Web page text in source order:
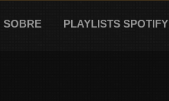
SOBRE PLAYLISTS SPOTIFY